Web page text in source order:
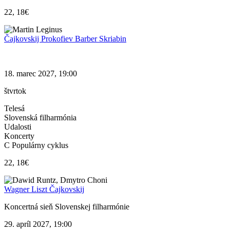
22, 18€
Čajkovskij Prokofiev Barber Skriabin
18. marec 2027, 19:00
štvrtok
Telesá
Slovenská filharmónia
Udalosti
Koncerty
C Populárny cyklus
22, 18€
Wagner Liszt Čajkovskij
Koncertná sieň Slovenskej filharmónie
29. apríl 2027, 19:00